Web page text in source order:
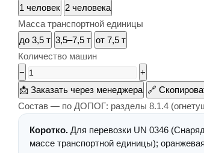
1 человек 2 человека
Масса транспортной единицы
до 3,5 т 3,5–7,5 т от 7,5 т
Количество машин
−
+
📩 Заказать через менеджера 🔗
Состав — по ДОПОГ: разделы 8.1.4
Коротко. Для перевозки UN 0346
массе транспортной единицы);